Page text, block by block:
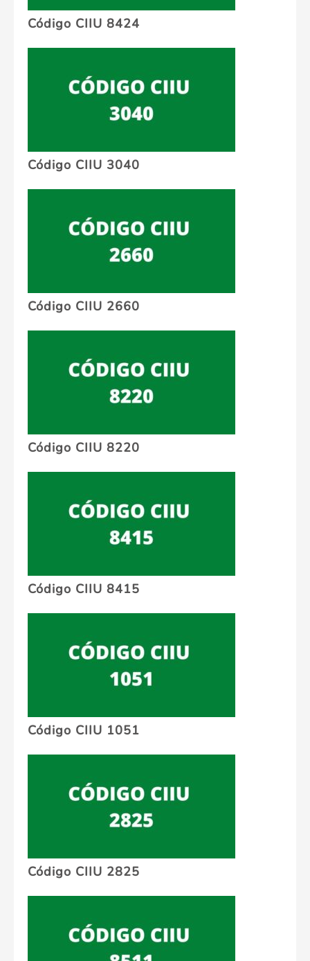
Código CIIU 8424
Código CIIU 3040
Código CIIU 2660
Código CIIU 8220
Código CIIU 8415
Código CIIU 1051
Código CIIU 2825